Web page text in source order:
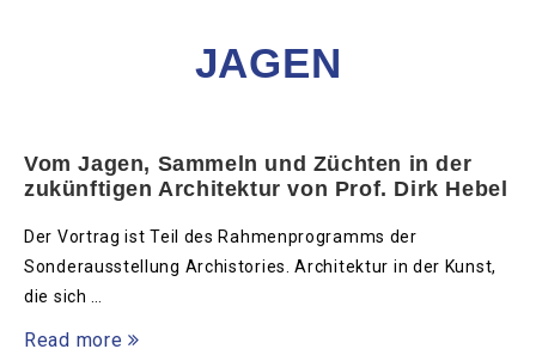
JAGEN
Vom Jagen, Sammeln und Züchten in der
zukünftigen Architektur von Prof. Dirk Hebel
Der Vortrag ist Teil des Rahmenprogramms der
Sonderausstellung Archistories. Architektur in der Kunst,
die sich …
Read more